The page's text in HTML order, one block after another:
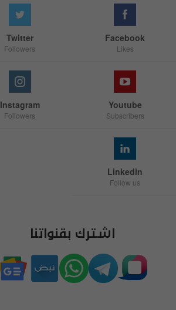
Facebook
Likes
Twitter
Followers
Youtube
Subscribers
Instagram
Followers
Linkedin
Follow us
اشترك بقنواتنا